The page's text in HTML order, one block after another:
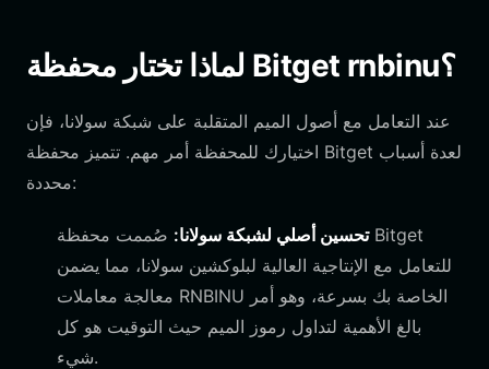
لماذا تختار محفظة Bitget rnbinu؟
عند التعامل مع أصول الميم المتقلبة على شبكة سولانا، فإن
اختيارك للمحفظة أمر مهم. تتميز محفظة Bitget لعدة أسباب
محددة:
تحسين أصلي لشبكة سولانا: صُممت محفظة Bitget
للتعامل مع الإنتاجية العالية لبلوكشين سولانا، مما يضمن
معالجة معاملات RNBINU الخاصة بك بسرعة، وهو أمر
بالغ الأهمية لتداول رموز الميم حيث التوقيت هو كل
شيء.